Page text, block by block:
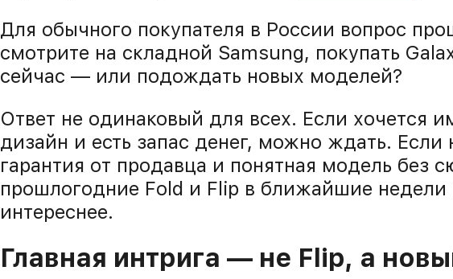
Для обычного покупателя в России вопрос
смотрите на складной Samsung, покупать
сейчас — или подождать новых моделей?
Ответ не одинаковый для всех. Если хочется
дизайн и есть запас денег, можно ждать. Если
гарантия от продавца и понятная модель без
прошлогодние Fold и Flip в ближайшие недели
интереснее.
Главная интрига — не Flip, а